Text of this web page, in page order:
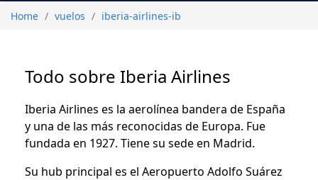
Home vuelos iberia-airlines-ib
Todo sobre Iberia Airlines
Iberia Airlines es la aerolínea bandera de España
y una de las más reconocidas de Europa. Fue
fundada en 1927. Tiene su sede en Madrid.
Su hub principal es el Aeropuerto Adolfo Suárez